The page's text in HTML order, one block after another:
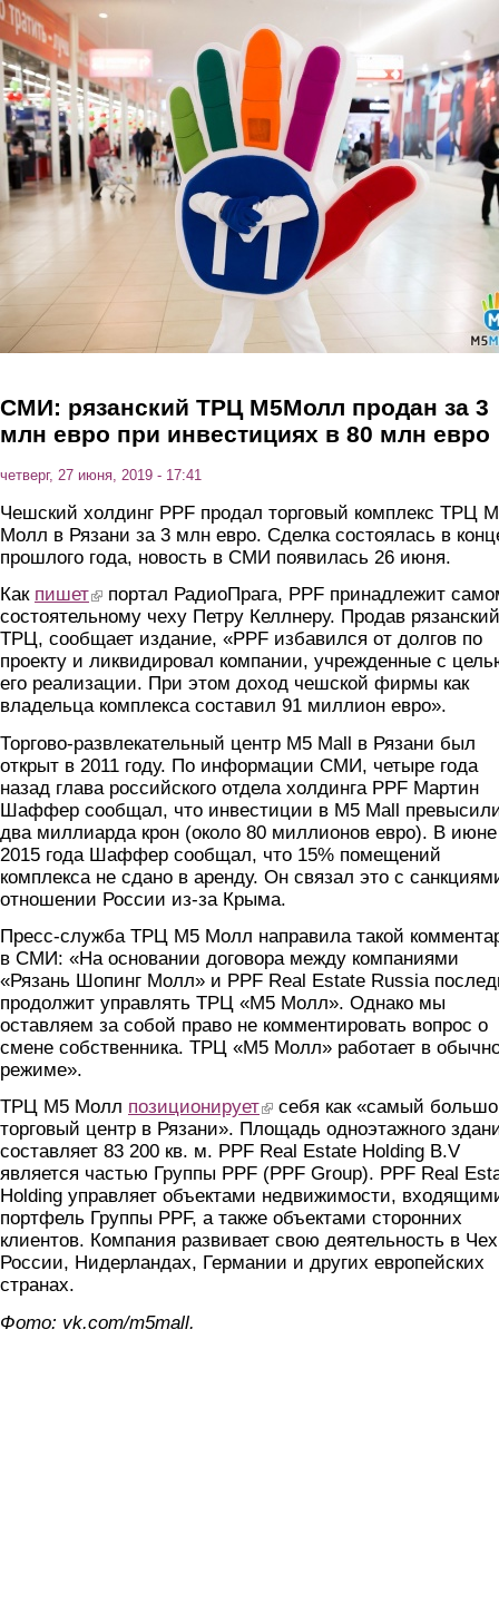
Перейти к основному содержанию
СМИ: рязанский ТРЦ М5Молл продан за 3
млн евро при инвестициях в 80 млн евро
четверг, 27 июня, 2019 - 17:41
Чешский холдинг PPF продал торговый комплекс ТРЦ
Молл в Рязани за 3 млн евро. Сделка состоялась в
прошлого года, новость в СМИ появилась 26 июня.
Как пишет(link is external)
портал РадиоПрага, PPF принадлежит
состоятельному чеху Петру Келлнеру. Продав рязанский
ТРЦ, сообщает издание, «PPF избавился от долгов по
проекту и ликвидировал компании, учрежденные с
его реализации. При этом доход чешской фирмы как
владельца комплекса составил 91 миллион евро».
Торгово-развлекательный центр M5 Mall в Рязани был
открыт в 2011 году. По информации СМИ, четыре года
назад глава российского отдела холдинга PPF Мартин
Шаффер сообщал, что инвестиции в M5 Mall
два миллиарда крон (около 80 миллионов евро). В июне
2015 года Шаффер сообщал, что 15% помещений
комплекса не сдано в аренду. Он связал это с
отношении России из-за Крыма.
Пресс-служба ТРЦ М5 Молл направила такой
в СМИ: «На основании договора между компаниями
«Рязань Шопинг Молл» и PPF Real Estate Russia
продолжит управлять ТРЦ «М5 Молл». Однако мы
оставляем за собой право не комментировать вопрос о
смене собственника. ТРЦ «М5 Молл» работает в
режиме».
ТРЦ М5 Молл позиционирует(link is external)
себя как «самый
торговый центр в Рязани». Площадь одноэтажного
составляет 83 200 кв. м. PPF Real Estate Holding B.V
является частью Группы PPF (PPF Group). PPF Real
Holding управляет объектами недвижимости,
портфель Группы PPF, а также объектами сторонних
клиентов. Компания развивает свою деятельность в
России, Нидерландах, Германии и других европейских
странах.
Фото: vk.com/m5mall.